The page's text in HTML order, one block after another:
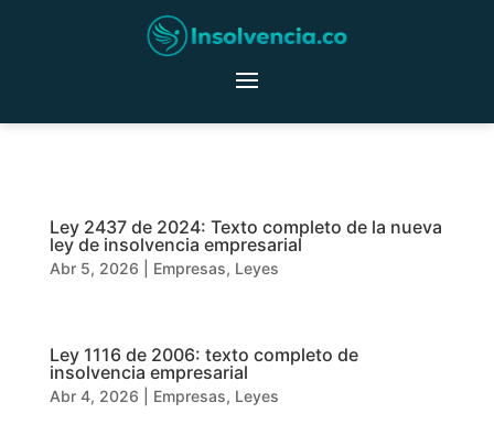
Ley 2437 de 2024: Texto completo de la nueva
ley de insolvencia empresarial
Abr 5, 2026 Empresas, Leyes
Ley 1116 de 2006: texto completo de
insolvencia empresarial
Abr 4, 2026 Empresas, Leyes